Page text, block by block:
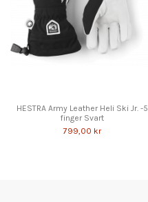
HESTRA Army Leather Heli Ski Jr. -5
finger Svart
799,00 kr